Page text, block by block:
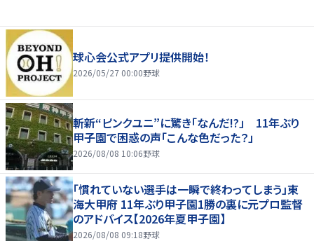
球心会公式アプリ提供開始！
2026/05/27 00:00野球
斬新“ピンクユニ”に驚き「なんだ!?」 11年ぶり
甲子園で困惑の声「こんな色だった？」
2026/08/08 10:06野球
「慣れていない選手は一瞬で終わってしまう」東
海大甲府 11年ぶり甲子園1勝の裏に元プロ監督
のアドバイス【2026年夏甲子園】
2026/08/08 09:18野球